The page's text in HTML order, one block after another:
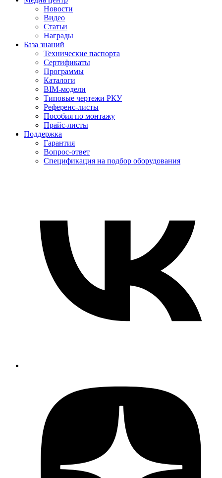
Новости
Видео
Статьи
Награды
База знаний
Технические паспорта
Сертификаты
Программы
Каталоги
BIM-модели
Типовые чертежи РКУ
Референс-листы
Пособия по монтажу
Прайс-листы
Поддержка
Гарантия
Вопрос-ответ
Спецификация на подбор оборудования